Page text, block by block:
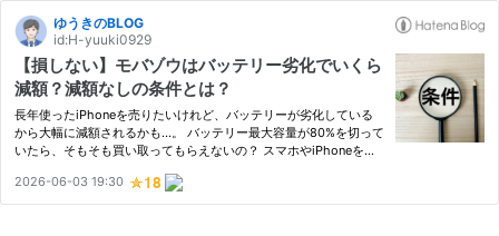
ゆうきのBLOG
id:H-yuuki0929
【損しない】モバゾウはバッテリー劣化でいくら
減額？減額なしの条件とは？
長年使ったiPhoneを売りたいけれど、バッテリーが劣化している
から大幅に減額されるかも…。 バッテリー最大容量が80%を切って
いたら、そもそも買い取ってもらえないの？ スマホやiPhoneを売
ね？ 結論から言うと、スマホ高価買取専門店のモバゾウではバッ
テリ…
2026-06-03 19:30